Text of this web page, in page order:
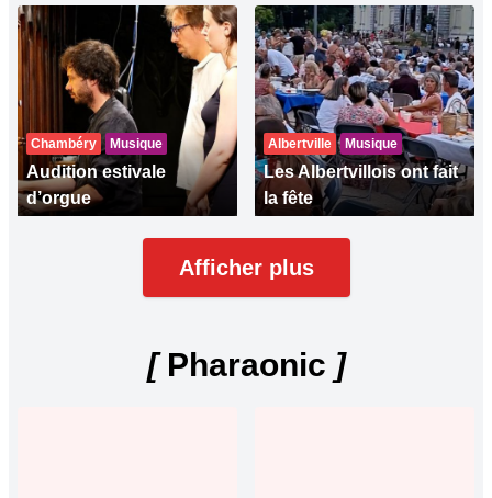
Chambéry Musique
Audition estivale
d’orgue
Albertville Musique
Les Albertvillois ont fait
la fête
Afficher plus
[Pharaonic ]